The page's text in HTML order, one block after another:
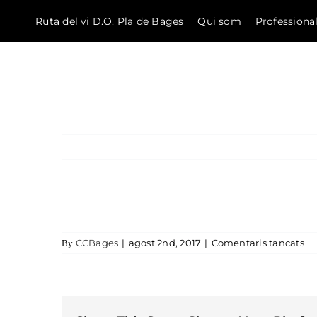
Ruta del vi D.O. Pla de Bages Qui som
By CCBages | agost 2nd, 2017 | Comentaris tancatsa